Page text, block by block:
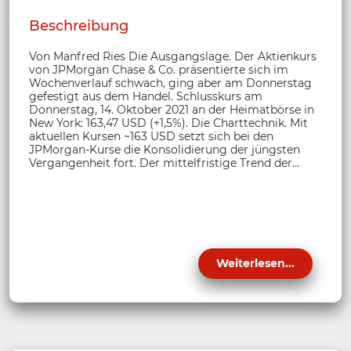
Beschreibung
Von Manfred Ries Die Ausgangslage. Der Aktienkurs
von JPMorgan Chase & Co. präsentierte sich im
Wochenverlauf schwach, ging aber am Donnerstag
gefestigt aus dem Handel. Schlusskurs am
Donnerstag, 14. Oktober 2021 an der Heimatbörse in
New York: 163,47 USD (+1,5%). Die Charttechnik. Mit
aktuellen Kursen ~163 USD setzt sich bei den
JPMorgan-Kurse die Konsolidierung der jüngsten
Vergangenheit fort. Der mittelfristige Trend der...
Weiterlesen...